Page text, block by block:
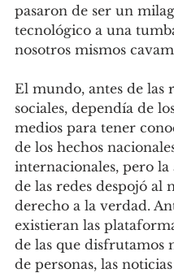
pasaron de ser un
tecnológico a una
nosotros mismos
El mundo, antes de las
sociales, dependía de
medios para tener
de los hechos
internacionales, pero
de las redes despojó al
derecho a la verdad.
existieran las
de las que disfrutamos
de personas, las noticias